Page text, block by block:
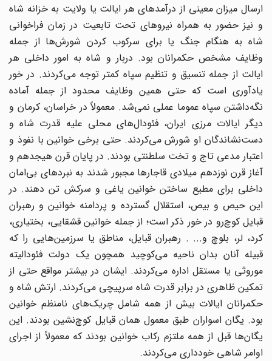
ارسال میزان معینی از درآمدهای هر ایالت یا ولایت به خزانه شاه
و نیز حضور به همراه نیروهای تحت تابعیت در زمان فراخوانی
شاه به هنگام جنگ یا برای سرکوب کردن شورش‌ها از جمله
وظایف مشخص حکمرانان بود. دربار و شاه به امور داخلی هر
ایالت از جمله تنسیق و تنظیم سپاه کمتر توجه می‌کردند. در خور
یادآوری است که حتی همین وظایف محدود از جمله آماده
نگه‌داشتن سپاه عموما عملی نمی‌شد. معمولاً در خراسان، کرمان و
دیگر ایالات مرزی ایران، فئودال‌های محلی علیه قدرت شاه و
دست‌نشاندگان او شورش می‌کردند. حتی برخی خوانین با نفوذ و
اعتبار مدعی تاج و تخت سلطنتی بودند. در پایان قرن هیجدهم و
آغاز قرن نوزدهم میلادی قاجارها مجبور شدند به نبردهای بی‌امان
داخلی برای مطیع ساختن خوانین یاغی و سرکش تن دهند. در
این حیص و بیص، استقلال گسترده و پردامنه خوانین و رهبران
قبایل کوچ‌رو در خور ذکر است؛ از جمله خوانین قشقایی، بختیاری،
کرد، لر، بلوچ‌ و... . رهبران قبایل، مناطق یا سرزمین‌هایی را که
قبیله آنان بدان ناحیه می‌کوچید همچون یک دولت فئودالیته
موروثی یا مستقل اداره می‌کردند. ایشان در بیشتر مواقع حتی از
تمکین ظاهری در برابر قدرت شاه سرپیچی می‌کردند. ارتش شاه و
حکمرانان ایالات بیش از همه شامل چریک‌های نامنظم خوانین
بود. یگان اسواران طبق معمول همان قبایل کوچ‌نشین بودند. این
یگان‌ها قبل از همه ملتزم رکاب خوانین بودند که معمولاً از اجرای
اوامر شاهی خودداری می‌کردند.